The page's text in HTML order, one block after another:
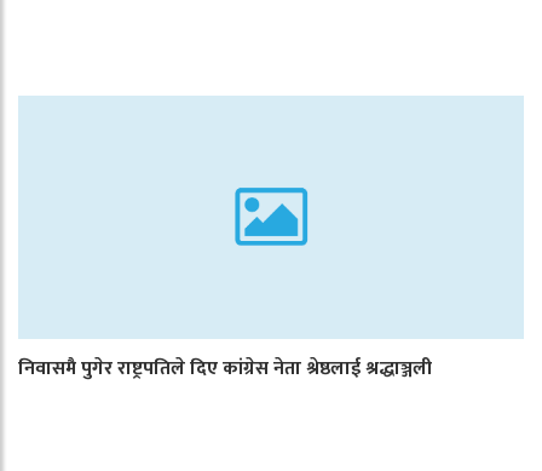
निवासमै पुगेर राष्ट्रपतिले दिए कांग्रेस नेता श्रेष्ठलाई श्रद्धाञ्जली